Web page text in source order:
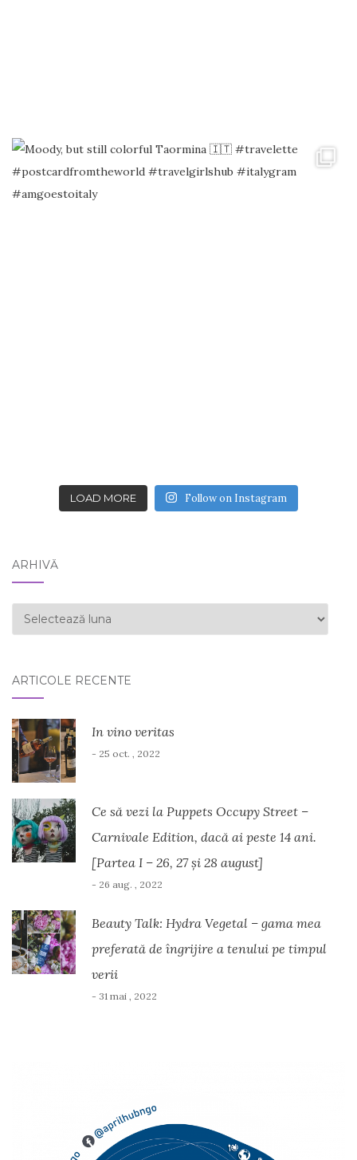
LOAD MORE Follow on Instagram
ARHIVĂ
ARHIVĂ
ARTICOLE RECENTE
In vino veritas
- 25 oct. , 2022
Ce să vezi la Puppets Occupy Street –
Carnivale Edition, dacă ai peste 14 ani.
[Partea I – 26, 27 și 28 august]
- 26 aug. , 2022
Beauty Talk: Hydra Vegetal – gama mea
preferată de îngrijire a tenului pe timpul
verii
- 31 mai , 2022